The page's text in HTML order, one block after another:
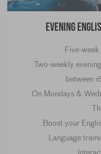
Evening
Five-week
Two-weekly
between
On Mondays &
Boost your
Language